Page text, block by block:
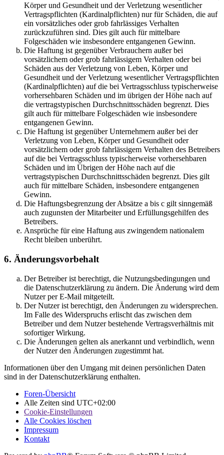
Körper und Gesundheit und der Verletzung wesentlicher
Vertragspflichten (Kardinalpflichten) nur für Schäden, die auf
ein vorsätzliches oder grob fahrlässiges Verhalten
zurückzuführen sind. Dies gilt auch für mittelbare
Folgeschäden wie insbesondere entgangenen Gewinn.
Die Haftung ist gegenüber Verbrauchern außer bei
vorsätzlichem oder grob fahrlässigem Verhalten oder bei
Schäden aus der Verletzung von Leben, Körper und
Gesundheit und der Verletzung wesentlicher Vertragspflichten
(Kardinalpflichten) auf die bei Vertragsschluss typischerweise
vorhersehbaren Schäden und im übrigen der Höhe nach auf
die vertragstypischen Durchschnittsschäden begrenzt. Dies
gilt auch für mittelbare Folgeschäden wie insbesondere
entgangenen Gewinn.
Die Haftung ist gegenüber Unternehmern außer bei der
Verletzung von Leben, Körper und Gesundheit oder
vorsätzlichem oder grob fahrlässigem Verhalten des Betreibers
auf die bei Vertragsschluss typischerweise vorhersehbaren
Schäden und im Übrigen der Höhe nach auf die
vertragstypischen Durchschnittsschäden begrenzt. Dies gilt
auch für mittelbare Schäden, insbesondere entgangenen
Gewinn.
Die Haftungsbegrenzung der Absätze a bis c gilt sinngemäß
auch zugunsten der Mitarbeiter und Erfüllungsgehilfen des
Betreibers.
Ansprüche für eine Haftung aus zwingendem nationalem
Recht bleiben unberührt.
6. Änderungsvorbehalt
Der Betreiber ist berechtigt, die Nutzungsbedingungen und
die Datenschutzerklärung zu ändern. Die Änderung wird dem
Nutzer per E-Mail mitgeteilt.
Der Nutzer ist berechtigt, den Änderungen zu widersprechen.
Im Falle des Widerspruchs erlischt das zwischen dem
Betreiber und dem Nutzer bestehende Vertragsverhältnis mit
sofortiger Wirkung.
Die Änderungen gelten als anerkannt und verbindlich, wenn
der Nutzer den Änderungen zugestimmt hat.
Informationen über den Umgang mit deinen persönlichen Daten
sind in der Datenschutzerklärung enthalten.
Foren-Übersicht
Alle Zeiten sind UTC+02:00
Cookie-Einstellungen
Alle Cookies löschen
Impressum
Kontakt